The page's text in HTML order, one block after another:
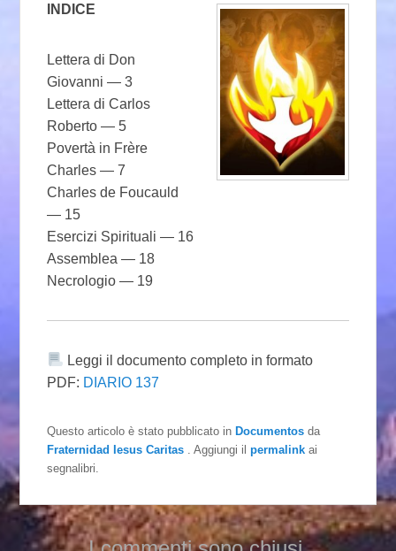
INDICE
Lettera di Don
Giovanni — 3
Lettera di Carlos
Roberto — 5
Povertà in Frère
Charles — 7
Charles de Foucauld
— 15
Esercizi Spirituali — 16
Assemblea — 18
Necrologio — 19
Leggi il documento completo in formato
PDF: DIARIO 137
Questo articolo è stato pubblicato inDocumentos da
Fraternidad Iesus Caritas
. Aggiungi ilpermalink ai
segnalibri.